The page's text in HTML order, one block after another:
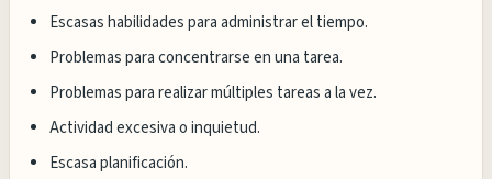
Escasas habilidades para administrar el tiempo.
Problemas para concentrarse en una tarea.
Problemas para realizar múltiples tareas a la vez.
Actividad excesiva o inquietud.
Escasa planificación.